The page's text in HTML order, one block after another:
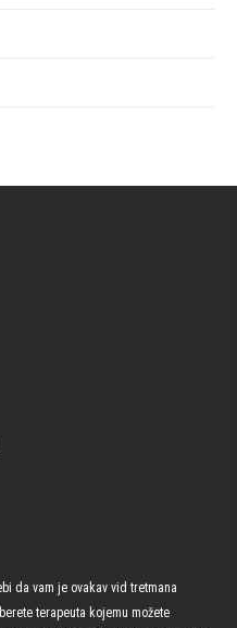
da vam je ovakav vid tretmana
terapeuta kojemu možete